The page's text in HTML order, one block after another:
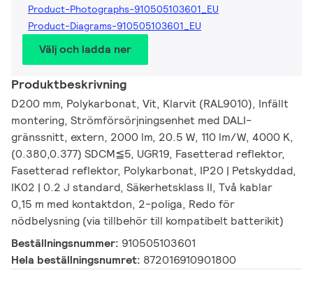
Product-Photographs-910505103601_EU
Product-Diagrams-910505103601_EU
Välj och ladda ner
Produktbeskrivning
D200 mm, Polykarbonat, Vit, Klarvit (RAL9010), Infällt
montering, Strömförsörjningsenhet med DALI-
gränssnitt, extern, 2000 lm, 20.5 W, 110 lm/W, 4000 K,
(0.380,0.377) SDCM≦5, UGR19, Fasetterad reflektor,
Fasetterad reflektor, Polykarbonat, IP20 | Petskyddad,
IK02 | 0.2 J standard, Säkerhetsklass II, Två kablar
0,15 m med kontaktdon, 2-poliga, Redo för
nödbelysning (via tillbehör till kompatibelt batterikit)
Beställningsnummer: 910505103601
Hela beställningsnumret: 872016910901800